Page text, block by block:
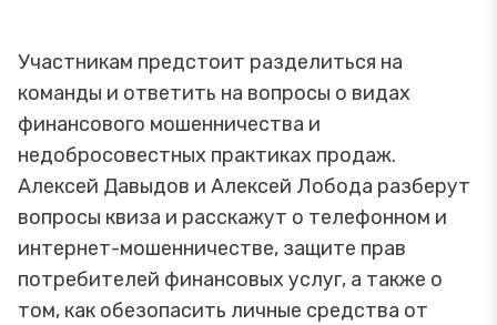
Участникам предстоит разделиться на
команды и ответить на вопросы о видах
финансового мошенничества и
недобросовестных практиках продаж.
Алексей Давыдов и Алексей Лобода разберут
вопросы квиза и расскажут о телефонном и
интернет-мошенничестве, защите прав
потребителей финансовых услуг, а также о
том, как обезопасить личные средства от